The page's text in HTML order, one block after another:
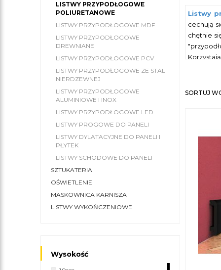
LISTWY PRZYPODŁOGOWE
POLIURETANOWE
LISTWY PRZYPODŁOGOWE MDF
LISTWY PRZYPODŁOGOWE
DREWNIANE
LISTWY PRZYPODŁOGOWE PCV
LISTWY PRZYPODŁOGOWE ZE STALI
NIERDZEWNEJ
LISTWY PRZYPODŁOGOWE
ALUMINIOWE I INOX
LISTWY PRZYPODŁOGOWE LED
LISTWY PROGOWE DO PANELI
LISTWY DYLATACYJNE DO PANELI I
PŁYTEK
LISTWY SCHODOWE DO PANELI
SZTUKATERIA
OŚWIETLENIE
MASKOWNICA KARNISZA
LISTWY WYKOŃCZENIOWE
Wysokość
Listwy
cechują
chętnie
SORTUJ